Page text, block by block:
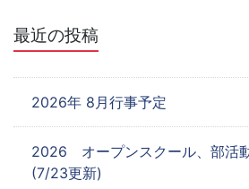
ン
最近の投稿
2026年 8月行事予定
2026 オープンスクール、部活
(7/23更新)